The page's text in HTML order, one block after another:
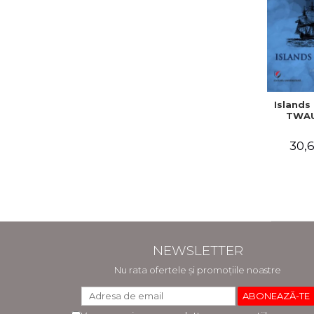
NEWSLETTER
Nu rata ofertele și promoțiile noastre